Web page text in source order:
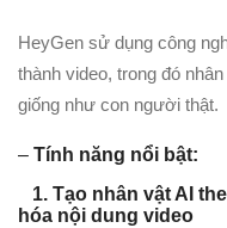
HeyGen sử dụng công
thành video, trong đó
giống như con người thật.
– Tính năng nổi bật:
1. Tạo nhân vật AI
hóa nội dung video